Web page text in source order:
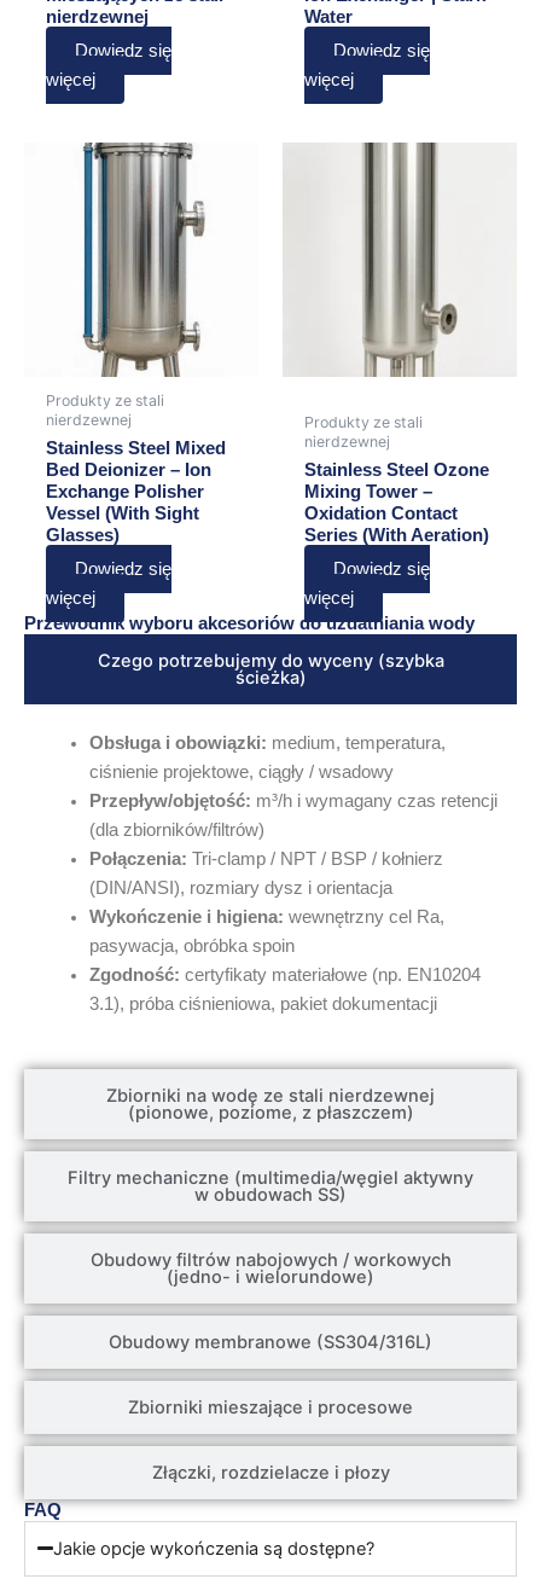
nierdzewnej
Dowiedz się
więcej
Water
Dowiedz się
więcej
Produkty ze stali
nierdzewnej
Stainless Steel Mixed
Bed Deionizer – Ion
Exchange Polisher
Vessel (With Sight
Glasses)
Dowiedz się
więcej
Produkty ze stali
nierdzewnej
Stainless Steel Ozone
Mixing Tower –
Oxidation Contact
Series (With Aeration)
Dowiedz się
więcej
Przewodnik wyboru akcesoriów do uzdatniania wody
Czego potrzebujemy do wyceny (szybka
ścieżka)
Zbiorniki na wodę ze stali nierdzewnej
(pionowe, poziome, z płaszczem)
Filtry mechaniczne (multimedia/węgiel aktywny
w obudowach SS)
Obudowy filtrów nabojowych / workowych
(jedno- i wielorundowe)
Obudowy membranowe (SS304/316L)
Zbiorniki mieszające i procesowe
Złączki, rozdzielacze i płozy
Obsługa i obowiązki: medium, temperatura,
ciśnienie projektowe, ciągły / wsadowy
Przepływ/objętość: m³/h i wymagany czas retencji
(dla zbiorników/filtrów)
Połączenia: Tri-clamp / NPT / BSP / kołnierz
(DIN/ANSI), rozmiary dysz i orientacja
Wykończenie i higiena: wewnętrzny cel Ra,
pasywacja, obróbka spoin
Zgodność: certyfikaty materiałowe (np. EN10204
3.1), próba ciśnieniowa, pakiet dokumentacji
FAQ
Jakie opcje wykończenia są dostępne?